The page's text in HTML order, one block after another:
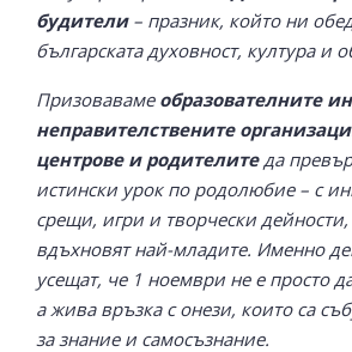
будители– празник, който ни
българската духовност, култура и
Призоваваме образователните
неправителствените
центрове и родителитеда
истински урок по родолюбие – с
срещи, игри и творчески
вдъхновят най-младите. Именно
усещат, че 1 ноември не е просто
а жива връзка с онези, които са
за знание и самосъзнание.